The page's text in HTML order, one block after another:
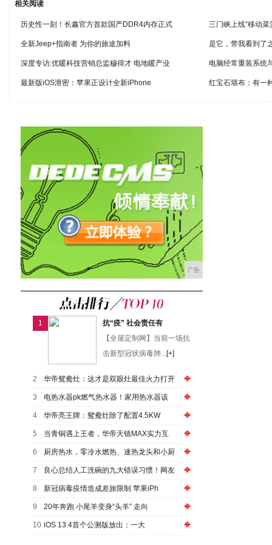
相关阅读
历史性一刻！长鑫官方首款国产DDR4内存正式 三门峡上线“移动
全新Jeep+指南者 为你的旅途加料 是它，带我看到了
深度专访:优暖科技营销总监穆得才 电地暖产业 电脑经常重装系统
最新版iOS泄密：苹果正设计全新iPhone 红宝石墙布：有一
广告
1
抗“疫” 社会责任有
【全屋定制网】当前一场抗
击新型冠状病毒肺...[+]
2 华帝鸳鸯灶：这才是双眼灶最佳火力打开
3 电热水器pk燃气热水器！家用热水器该
4 华帝亮王牌：鸳鸯灶除了配置4.5KW
5 当青铜遇上王者，华帝天镜MAX实力互
6 厨房热水，零冷水燃热、速热龙头和小厨
7 良心总结人工洗碗的九大错误习惯！网友
8 新冠病毒疫情造成差旅限制 苹果iPh
9 20年奔跑 小尾羊变身“头羊” 走向
10 iOS 13.4首个公测版放出：一大